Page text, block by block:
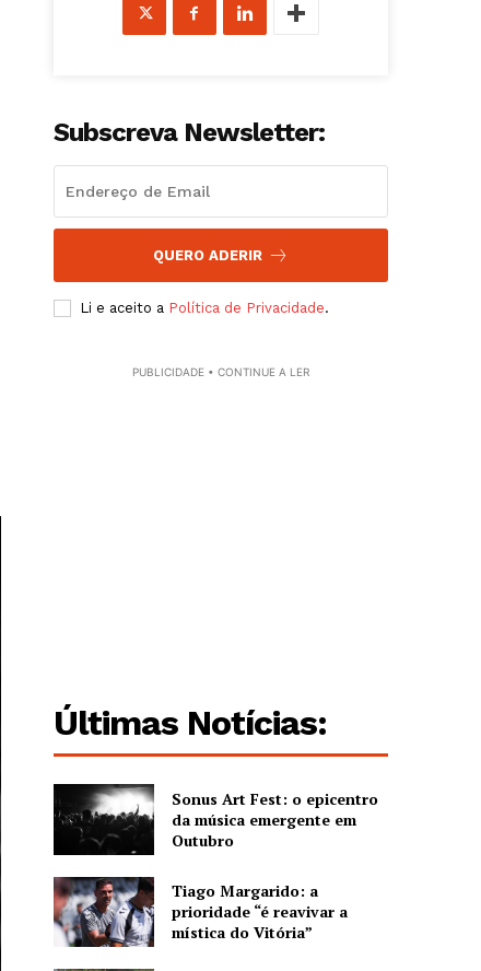
Subscreva Newsletter:
QUERO ADERIR
Li e aceito a Política de Privacidade.
PUBLICIDADE • CONTINUE A LER
Últimas Notícias:
Sonus Art Fest: o epicentro
da música emergente em
Outubro
Tiago Margarido: a
prioridade “é reavivar a
mística do Vitória”